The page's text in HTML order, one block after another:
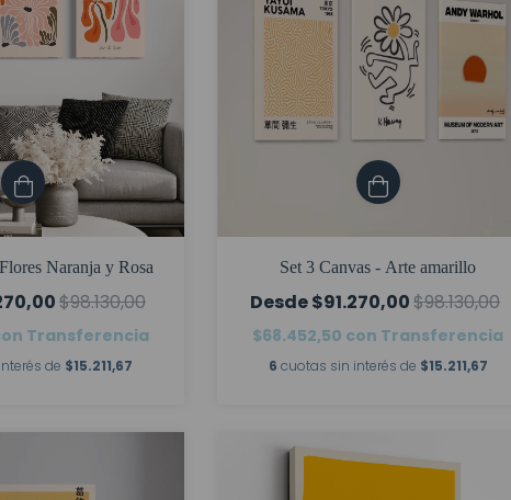
Naranja y Rosa
$98.130,00
Transferencia
de $15.211,67
Set 3 Canvas - Arte amarillo
$91.270,00$98.130,00
$68.452,50 con Transferencia
6 cuotas sin interés de $15.211,67